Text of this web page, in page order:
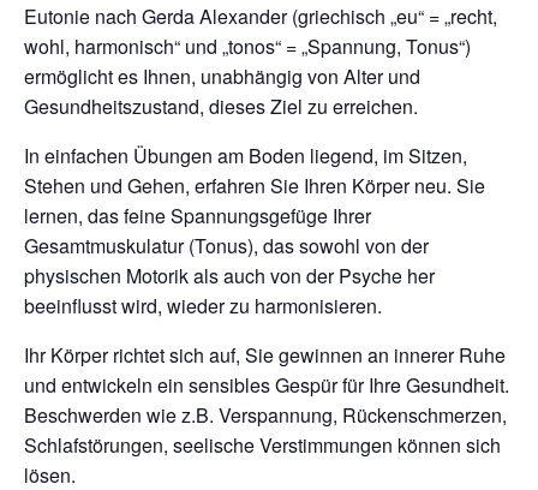
Eutonie nach Gerda Alexander (griechisch „eu“ = „recht,
wohl, harmonisch“ und „tonos“ = „Spannung, Tonus“)
ermöglicht es Ihnen, unabhängig von Alter und
Gesundheitszustand, dieses Ziel zu erreichen.
In einfachen Übungen am Boden liegend, im Sitzen,
Stehen und Gehen, erfahren Sie Ihren Körper neu. Sie
lernen, das feine Spannungsgefüge Ihrer
Gesamtmuskulatur (Tonus), das sowohl von der
physischen Motorik als auch von der Psyche her
beeinflusst wird, wieder zu harmonisieren.
Ihr Körper richtet sich auf, Sie gewinnen an innerer Ruhe
und entwickeln ein sensibles Gespür für Ihre Gesundheit.
Beschwerden wie z.B. Verspannung, Rückenschmerzen,
Schlafstörungen, seelische Verstimmungen können sich
lösen.